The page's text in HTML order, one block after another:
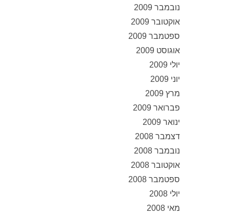
נובמבר 2009
אוקטובר 2009
ספטמבר 2009
אוגוסט 2009
יולי 2009
יוני 2009
מרץ 2009
פברואר 2009
ינואר 2009
דצמבר 2008
נובמבר 2008
אוקטובר 2008
ספטמבר 2008
יולי 2008
מאי 2008